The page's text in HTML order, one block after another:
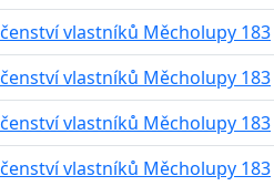
vlastníků Měcholupy 183
vlastníků Měcholupy 183
vlastníků Měcholupy 183
vlastníků Měcholupy 183